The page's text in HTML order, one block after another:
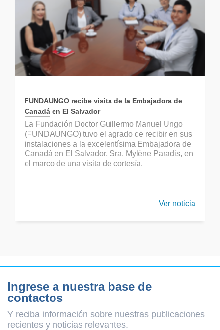
FUNDAUNGO recibe visita de la Embajadora de
Canadá en El Salvador
La Fundación Doctor Guillermo Manuel Ungo
(FUNDAUNGO) tuvo el agrado de recibir en sus
instalaciones a la excelentísima Embajadora de
Canadá en El Salvador, Sra. Mylène Paradis, en
el marco de una visita de cortesía.
Ver noticia
Ingrese a nuestra base de
contactos
Y reciba información sobre nuestras publicaciones
recientes y noticias relevantes.